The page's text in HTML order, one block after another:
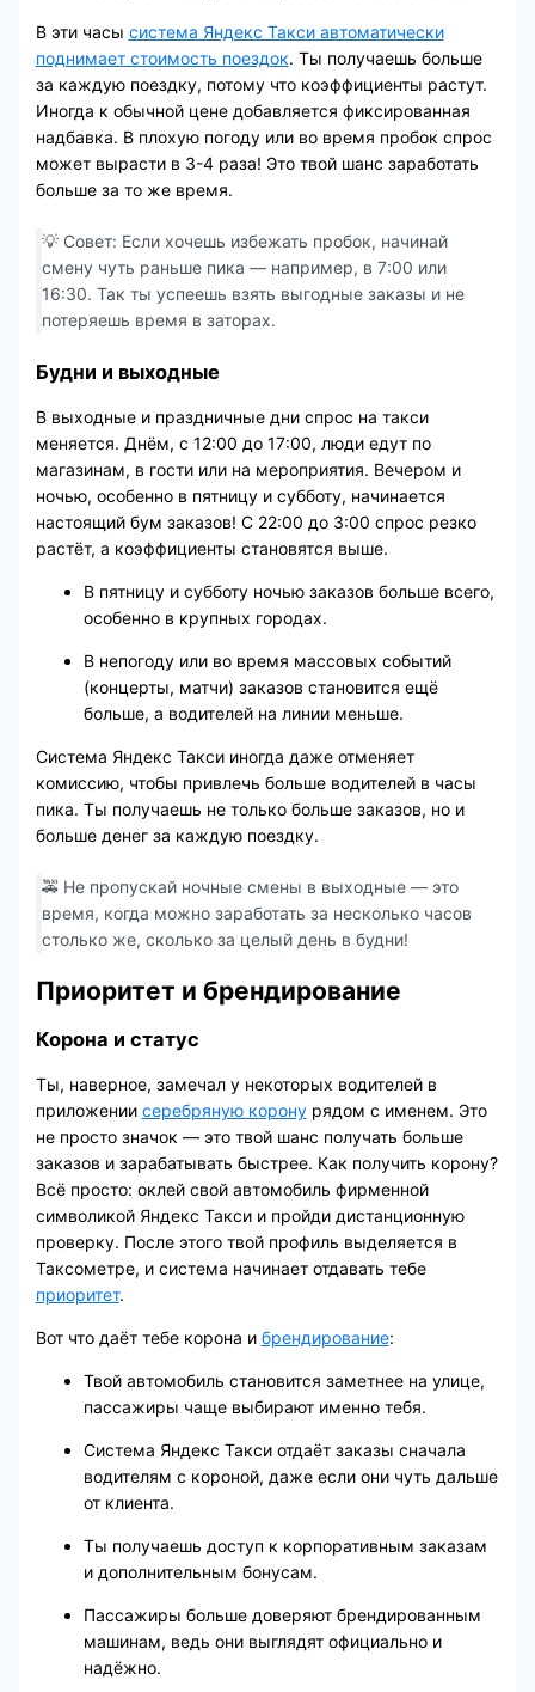
В эти часы система Яндекс Такси автоматически
поднимает стоимость поездок. Ты получаешь больше
за каждую поездку, потому что коэффициенты растут.
Иногда к обычной цене добавляется фиксированная
надбавка. В плохую погоду или во время пробок спрос
может вырасти в 3-4 раза! Это твой шанс заработать
больше за то же время.
💡 Совет: Если хочешь избежать пробок, начинай
смену чуть раньше пика — например, в 7:00 или
16:30. Так ты успеешь взять выгодные заказы и не
потеряешь время в заторах.
Будни и выходные
В выходные и праздничные дни спрос на такси
меняется. Днём, с 12:00 до 17:00, люди едут по
магазинам, в гости или на мероприятия. Вечером и
ночью, особенно в пятницу и субботу, начинается
настоящий бум заказов! С 22:00 до 3:00 спрос резко
растёт, а коэффициенты становятся выше.
В пятницу и субботу ночью заказов больше всего,
особенно в крупных городах.
В непогоду или во время массовых событий
(концерты, матчи) заказов становится ещё
больше, а водителей на линии меньше.
Система Яндекс Такси иногда даже отменяет
комиссию, чтобы привлечь больше водителей в часы
пика. Ты получаешь не только больше заказов, но и
больше денег за каждую поездку.
🚕 Не пропускай ночные смены в выходные — это
время, когда можно заработать за несколько часов
столько же, сколько за целый день в будни!
Приоритет и брендирование
Корона и статус
Ты, наверное, замечал у некоторых водителей в
приложении серебряную коронурядом с именем. Это
не просто значок — это твой шанс получать больше
заказов и зарабатывать быстрее. Как получить корону?
Всё просто: оклей свой автомобиль фирменной
символикой Яндекс Такси и пройди дистанционную
проверку. После этого твой профиль выделяется в
Таксометре, и система начинает отдавать тебе
приоритет.
Вот что даёт тебе корона и брендирование:
Твой автомобиль становится заметнее на улице,
пассажиры чаще выбирают именно тебя.
Система Яндекс Такси отдаёт заказы сначала
водителям с короной, даже если они чуть дальше
от клиента.
Ты получаешь доступ к корпоративным заказам
и дополнительным бонусам.
Пассажиры больше доверяют брендированным
машинам, ведь они выглядят официально и
надёжно.